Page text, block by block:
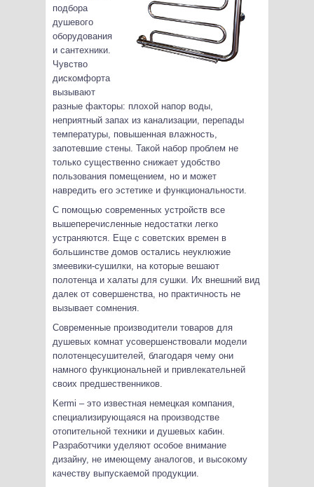
подбора
душевого
оборудования
и сантехники.
Чувство
дискомфорта
вызывают
разные факторы: плохой напор воды,
неприятный запах из канализации, перепады
температуры, повышенная влажность,
запотевшие стены. Такой набор проблем не
только существенно снижает удобство
пользования помещением, но и может
навредить его эстетике и функциональности.
С помощью современных устройств все
вышеперечисленные недостатки легко
устраняются. Еще с советских времен в
большинстве домов остались неуклюжие
змеевики-сушилки, на которые вешают
полотенца и халаты для сушки. Их внешний вид
далек от совершенства, но практичность не
вызывает сомнения.
Современные производители товаров для
душевых комнат усовершенствовали модели
полотенцесушителей, благодаря чему они
намного функциональней и привлекательней
своих предшественников.
Kermi – это известная немецкая компания,
специализирующаяся на производстве
отопительной техники и душевых кабин.
Разработчики уделяют особое внимание
дизайну, не имеющему аналогов, и высокому
качеству выпускаемой продукции.